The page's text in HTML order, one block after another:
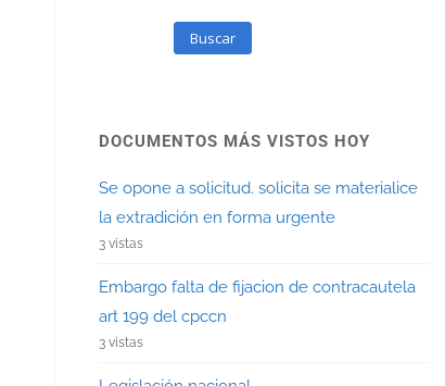
Buscar
DOCUMENTOS MÁS VISTOS HOY
Se opone a solicitud. solicita se materialice
la extradición en forma urgente
3 vistas
Embargo falta de fijacion de contracautela
art 199 del cpccn
3 vistas